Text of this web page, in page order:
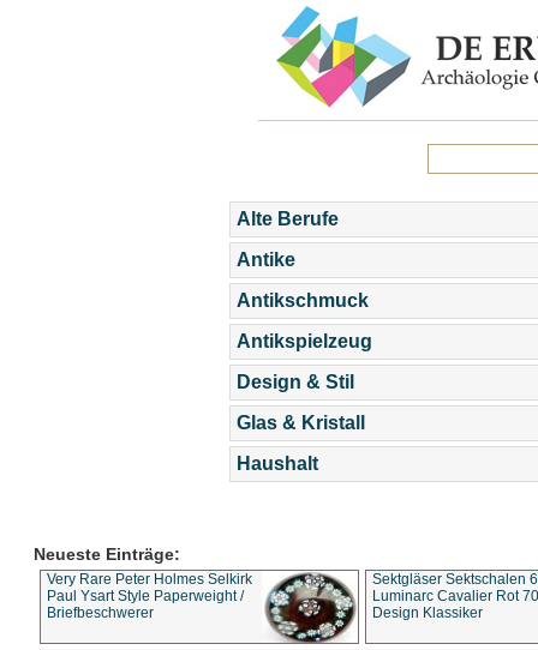
Alte Berufe
Antike
Antikschmuck
Antikspielzeug
Design & Stil
Glas & Kristall
Haushalt
Neueste Einträge:
Very Rare Peter Holmes Selkirk
Paul Ysart Style Paperweight /
Briefbeschwerer
Sektgläser Sektschalen
Luminarc Cavalier Rot
Design Klassiker